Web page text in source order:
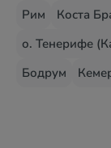
Рим
Коста
о. Тенерифе
Бодрум